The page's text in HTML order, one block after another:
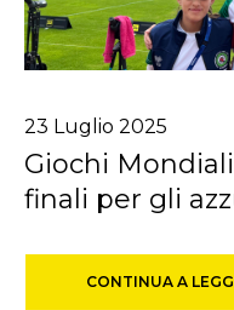
23 Luglio 2025
Giochi
finali per gli
CONTINUA A